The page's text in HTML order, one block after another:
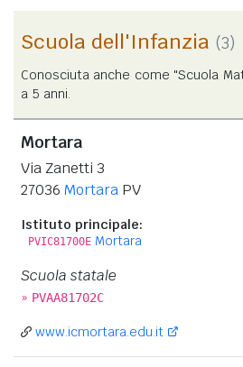
Scuola dell'Infanzia (3)
Conosciuta anche come "Scuola
a 5 anni.
Mortara
Via Zanetti 3
27036 Mortara PV
Istituto principale:
PVIC81700E Mortara
Scuola statale
» PVAA81702C
www.icmortara.edu.it